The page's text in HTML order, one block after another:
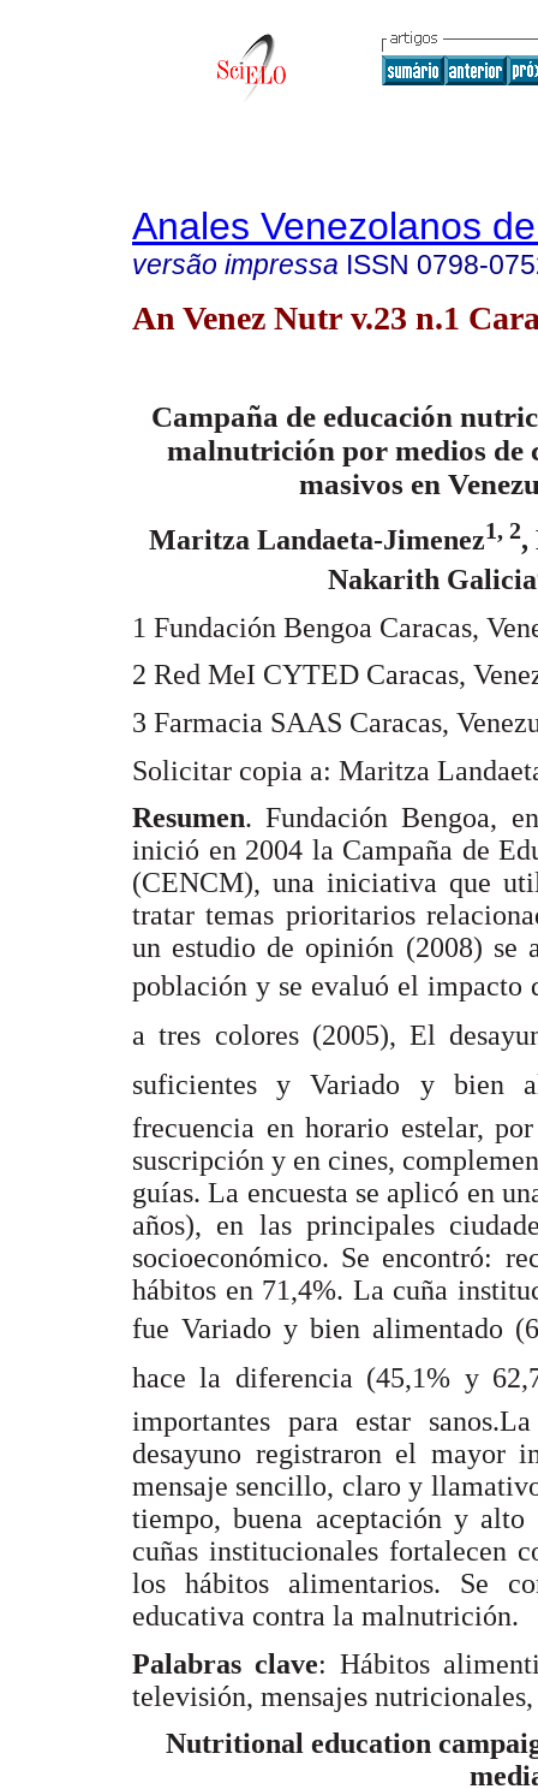
Anales Venezolanos
versão impressa ISSN 0798-
An Venez Nutr v.23 n.1
Campaña de educación
malnutrición por medios de
masivos en
Maritza Landaeta-Jimenez1, 2,
Nakarith Galicia
1 Fundación Bengoa Caracas,
2 Red MeI CYTED Caracas,
3 Farmacia SAAS Caracas,
Solicitar copia a: Maritza
Resumen. Fundación Bengoa,
inició en 2004 la Campaña de
(CENCM), una iniciativa que
tratar temas prioritarios
un estudio de opinión (2008) se
población y se evaluó el impacto
a tres colores (2005), El
suficientes y Variado y bien
frecuencia en horario estelar,
suscripción y en cines,
guías. La encuesta se aplicó en
años), en las principales
socioeconómico. Se encontró:
hábitos en 71,4%. La cuña
fue Variado y bien alimentado
hace la diferencia (45,1% y
importantes para estar
desayuno registraron el mayor
mensaje sencillo, claro y
tiempo, buena aceptación y
cuñas institucionales fortalecen
los hábitos alimentarios. Se
educativa contra la malnutrición.
Palabras clave: Hábitos
televisión, mensajes nutricionales,
Nutritional education